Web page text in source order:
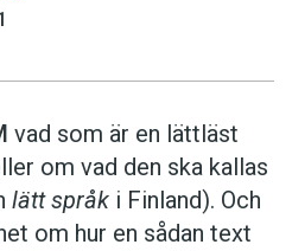
vad som är en lättläst
om vad den ska kallas
lätt språk i Finland). Och
om hur en sådan text